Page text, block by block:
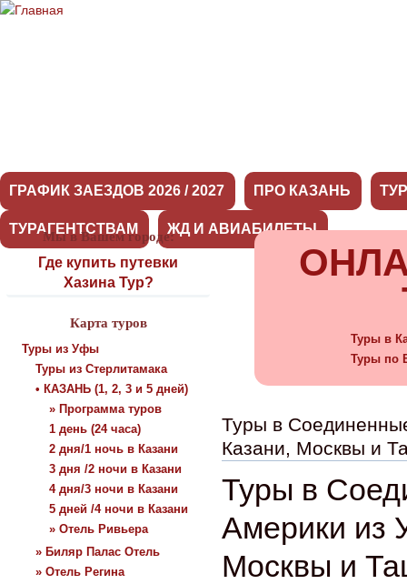
ГРАФИК ЗАЕЗДОВ 2026 / 2027 ПРО КАЗАНЬ
ТУРАГЕНТСТВАМ ЖД И АВИАБИЛЕТЫ
Мы в Вашем городе:
Где купить путевки
Хазина Тур?
Карта туров
Туры из Уфы
Туры из Стерлитамака
• КАЗАНЬ (1, 2, 3 и 5 дней)
» Программа туров
1 день (24 часа)
2 дня/1 ночь в Казани
3 дня /2 ночи в Казани
4 дня/3 ночи в Казани
5 дней /4 ночи в Казани
» Отель Ривьера
» Биляр Палас Отель
» Отель Регина
Туры в
Туры по
Туры в
Казани, Москвы и
Туры в
Америки из
Москвы и